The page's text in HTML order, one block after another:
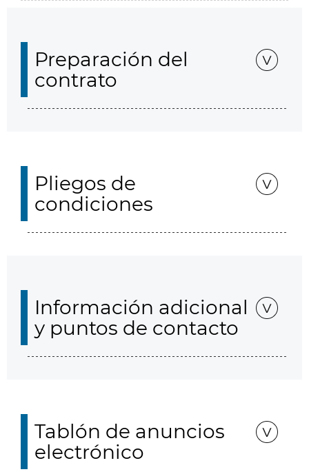
Preparación del
contrato
Pliegos de
condiciones
Información adicional
y puntos de contacto
Tablón de anuncios
electrónico